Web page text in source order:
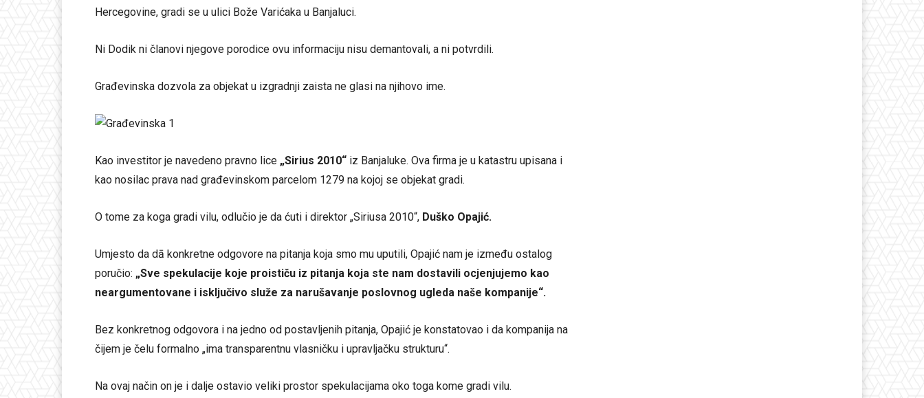
Hercegovine, gradi se u ulici Bože Varićaka u Banjaluci.
Ni Dodik ni članovi njegove porodice ovu informaciju nisu demantovali, a ni potvrdili.
Građevinska dozvola za objekat u izgradnji zaista ne glasi na njihovo ime.
Kao investitor je navedeno pravno lice „Sirius 2010“ iz Banjaluke. Ova firma je u katastru upisana i
kao nosilac prava nad građevinskom parcelom 1279 na kojoj se objekat gradi.
O tome za koga gradi vilu, odlučio je da ćuti i direktor „Siriusa 2010“, Duško Opajić.
Umjesto da dā konkretne odgovore na pitanja koja smo mu uputili, Opajić nam je između ostalog
poručio: „Sve spekulacije koje proističu iz pitanja koja ste nam dostavili ocjenjujemo kao
neargumentovane i isključivo služe za narušavanje poslovnog ugleda naše kompanije“.
Bez konkretnog odgovora i na jedno od postavljenih pitanja, Opajić je konstatovao i da kompanija na
čijem je čelu formalno „ima transparentnu vlasničku i upravljačku strukturu“.
Na ovaj način on je i dalje ostavio veliki prostor spekulacijama oko toga kome gradi vilu.